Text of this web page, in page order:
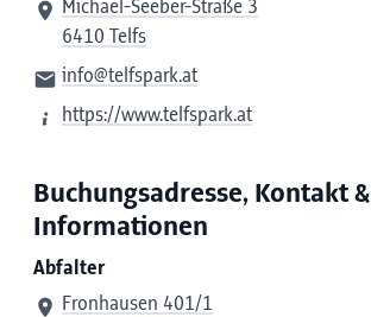
Michael-Seeber-Straße 3
6410 Telfs
info@telfspark.at
https://www.telfspark.at
Buchungsadresse, Kontakt &
Informationen
Abfalter
Fronhausen 401/1